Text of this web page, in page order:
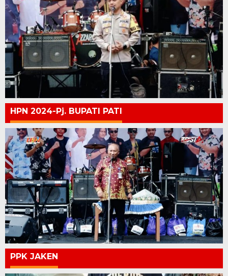
HPN 2024-Pj. BUPATI PATI
PPK JAKEN